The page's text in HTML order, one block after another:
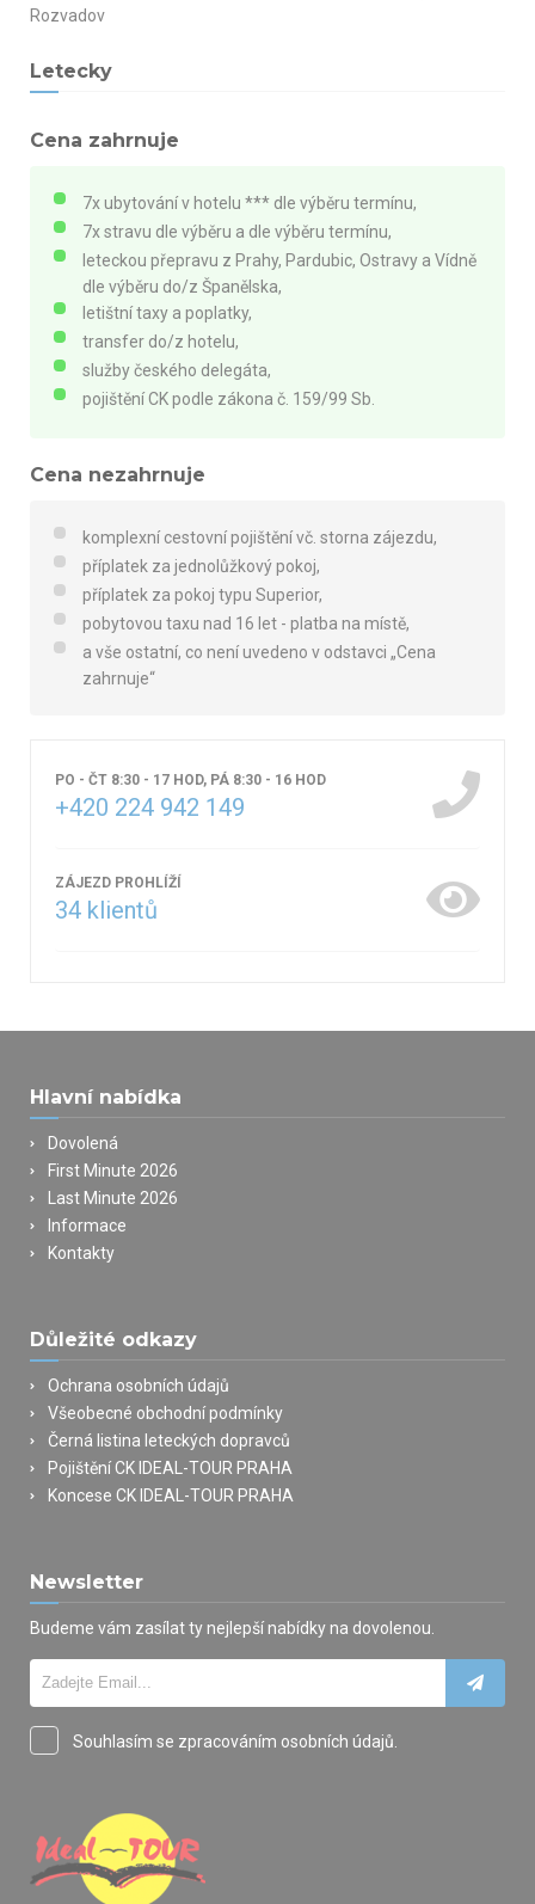
Rozvadov
Letecky
Cena zahrnuje
7x ubytování v hotelu *** dle výběru termínu,
7x stravu dle výběru a dle výběru termínu,
leteckou přepravu z Prahy, Pardubic, Ostravy a Vídně
dle výběru do/z Španělska,
letištní taxy a poplatky,
transfer do/z hotelu,
služby českého delegáta,
pojištění CK podle zákona č. 159/99 Sb.
Cena nezahrnuje
komplexní cestovní pojištění vč. storna zájezdu,
příplatek za jednolůžkový pokoj,
příplatek za pokoj typu Superior,
pobytovou taxu nad 16 let - platba na místě,
a vše ostatní, co není uvedeno v odstavci „Cena
zahrnuje“
PO - ČT 8:30 - 17 HOD, PÁ 8:30 - 16 HOD
+420 224 942 149
ZÁJEZD PROHLÍŽÍ
34 klientů
Hlavní nabídka
Dovolená
First Minute 2026
Last Minute 2026
Informace
Kontakty
Důležité odkazy
Ochrana osobních údajů
Všeobecné obchodní podmínky
Černá listina leteckých dopravců
Pojištění CK IDEAL-TOUR PRAHA
Koncese CK IDEAL-TOUR PRAHA
Newsletter
Budeme vám zasílat ty nejlepší nabídky na dovolenou.
Souhlasím se zpracováním osobních údajů.